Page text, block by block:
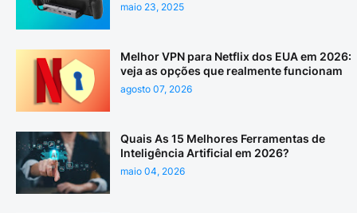
maio 23, 2025
Melhor VPN para Netflix dos EUA em 2026:
veja as opções que realmente funcionam
agosto 07, 2026
Quais As 15 Melhores Ferramentas de
Inteligência Artificial em 2026?
maio 04, 2026